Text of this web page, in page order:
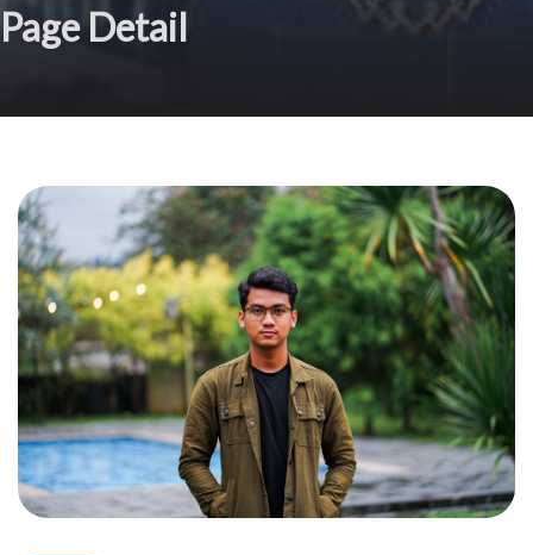
Page Detail